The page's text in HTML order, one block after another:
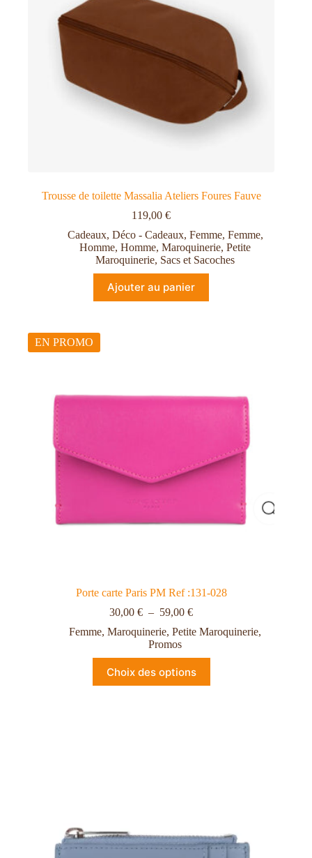
Trousse de toilette Massalia Ateliers Foures Fauve
119,00€
Cadeaux, Déco - Cadeaux, Femme, Femme,
Homme,Homme,Maroquinerie,Petite
Maroquinerie, Sacs et Sacoches
Ajouter au panier
EN PROMO
Porte carte Paris PM Ref :131-028
30,00€ – 59,00€
Femme,Maroquinerie,Petite Maroquinerie,
Promos
Choix des options